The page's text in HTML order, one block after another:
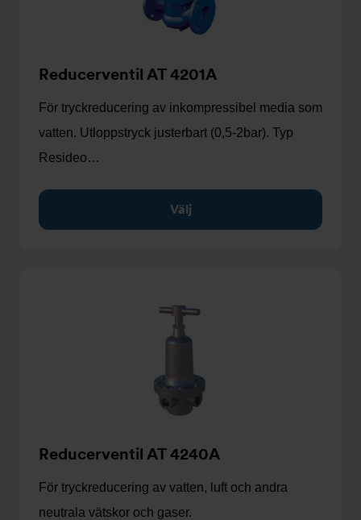
Reducerventil AT 4201A
För tryckreducering av inkompressibel media som
vatten. Utloppstryck justerbart (0,5-2bar). Typ
Resideo…
Välj
Reducerventil AT 4240A
För tryckreducering av vatten, luft och andra
neutrala vätskor och gaser.